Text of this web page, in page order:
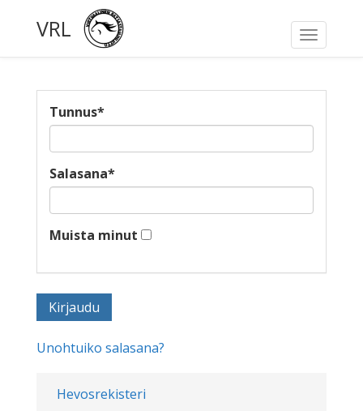
Toggle
VRL
Hevosrekisteri
Tunnus*
Salasana*
Muista minut
Unohtuiko salasana?